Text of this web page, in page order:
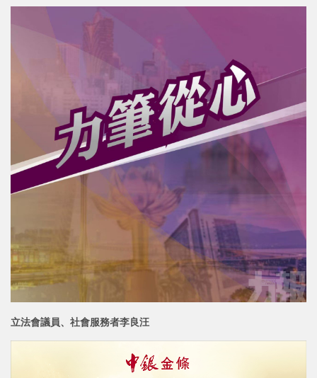
立法會議員、社會服務者李良汪